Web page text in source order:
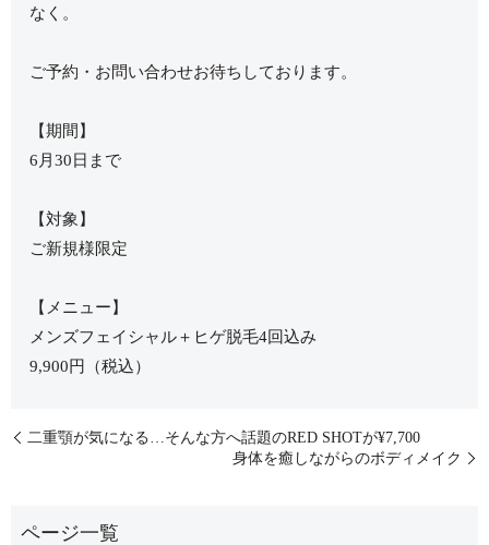
なく。
ご予約・お問い合わせお待ちしております。
【期間】
6月30日まで
【対象】
ご新規様限定
【メニュー】
メンズフェイシャル＋ヒゲ脱毛4回込み
9,900円（税込）
二重顎が気になる…そんな方へ話題のRED SHOTが¥7,700
身体を癒しながらのボディメイク